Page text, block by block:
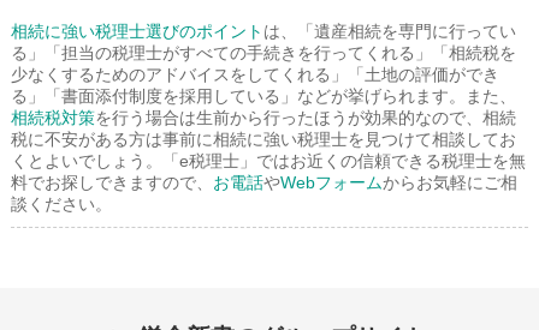
相続に強い税理士選びのポイント は、「遺産相続を専門に行ってい
る」「担当の税理士がすべての手続きを行ってくれる」「相続税を
少なくするためのアドバイスをしてくれる」「土地の評価ができ
る」「書面添付制度を採用している」などが挙げられます。また、
相続税対策を行う場合は生前から行ったほうが効果的なので、相続
税に不安がある方は事前に相続に強い税理士を見つけて相談してお
くとよいでしょう。「e税理士」ではお近くの信頼できる税理士を無
料でお探しできますので、 お電話やWebフォームからお気軽にご相
談ください。